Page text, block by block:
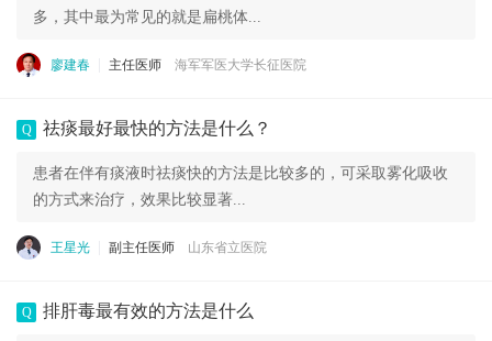
多，其中最为常见的就是扁桃体...
廖建春 主任医师 海军军医大学长征医院
Q 祛痰最好最快的方法是什么？
患者在伴有痰液时祛痰快的方法是比较多的，可采取雾化吸收
的方式来治疗，效果比较显著...
王星光 副主任医师 山东省立医院
Q 排肝毒最有效的方法是什么